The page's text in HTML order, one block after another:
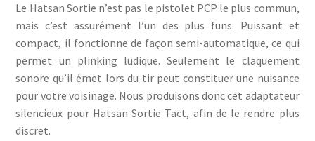
Le Hatsan Sortie n’est pas le pistolet PCP le plus commun,
mais c’est assurément l’un des plus funs. Puissant et
compact, il fonctionne de façon semi-automatique, ce qui
permet un plinking ludique. Seulement le claquement
sonore qu’il émet lors du tir peut constituer une nuisance
pour votre voisinage. Nous produisons donc cet adaptateur
silencieux pour Hatsan Sortie Tact, afin de le rendre plus
discret.